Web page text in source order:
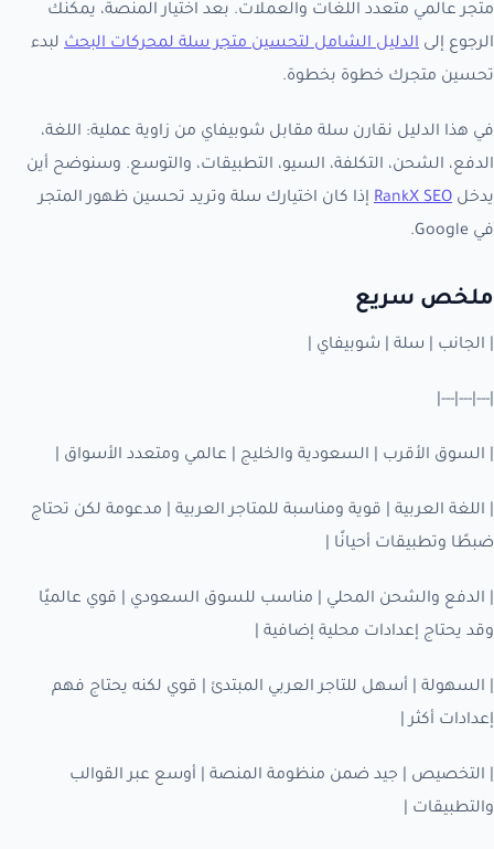
متجر عالمي متعدد اللغات والعملات. بعد اختيار المنصة، يمكنك
الرجوع إلى الدليل الشامل لتحسين متجر سلة لمحركات البحث لبدء
تحسين متجرك خطوة بخطوة.
في هذا الدليل نقارن سلة مقابل شوبيفاي من زاوية عملية: اللغة،
الدفع، الشحن، التكلفة، السيو، التطبيقات، والتوسع. وسنوضح أين
يدخل RankX SEO إذا كان اختيارك سلة وتريد تحسين ظهور المتجر
في Google.
ملخص سريع
| الجانب | سلة | شوبيفاي |
|---|---|---|
| السوق الأقرب | السعودية والخليج | عالمي ومتعدد الأسواق |
| اللغة العربية | قوية ومناسبة للمتاجر العربية | مدعومة لكن تحتاج
ضبطًا وتطبيقات أحيانًا |
| الدفع والشحن المحلي | مناسب للسوق السعودي | قوي عالميًا
وقد يحتاج إعدادات محلية إضافية |
| السهولة | أسهل للتاجر العربي المبتدئ | قوي لكنه يحتاج فهم
إعدادات أكثر |
| التخصيص | جيد ضمن منظومة المنصة | أوسع عبر القوالب
والتطبيقات |